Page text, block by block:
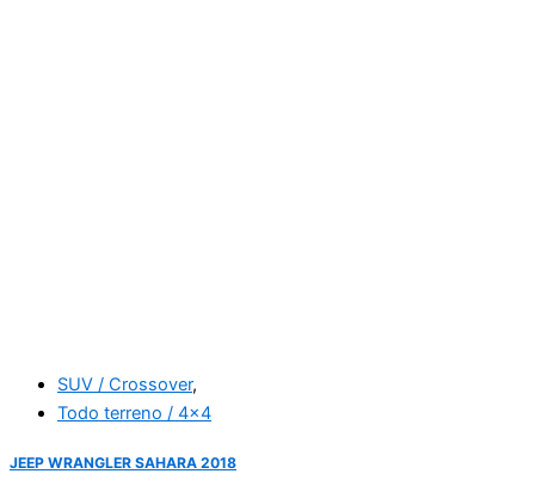
SUV / Crossover,
Todo terreno / 4x4
JEEP WRANGLER SAHARA 2018